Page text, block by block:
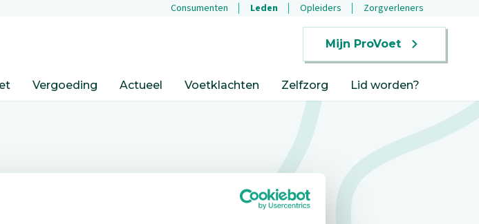
Consumenten Leden Opleiders Zorgverleners
Mijn ProVoet
Vergoeding Actueel Voetklachten Zelfzorg Lid worden?